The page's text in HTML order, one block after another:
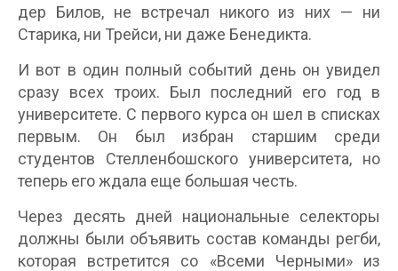
дер Билов, не встречал никого из них — ни
Старика, ни Трейси, ни даже Бенедикта.
И вот в один полный событий день он увидел
сразу всех троих. Был последний его год в
университете. С первого курса он шел в списках
первым. Он был избран старшим среди
студентов Стелленбошского университета, но
теперь его ждала еще большая честь.
Через десять дней национальные селекторы
должны были объявить состав команды регби,
которая встретится со «Всеми Черными» из